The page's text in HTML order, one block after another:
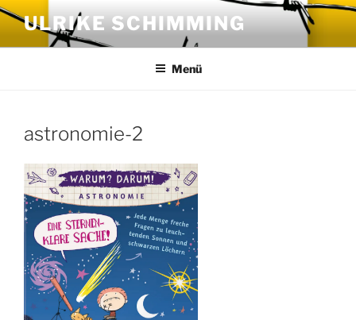
Zum
Inhalt
springen
ULRIKE SCHIMMING
Menü
astronomie-2